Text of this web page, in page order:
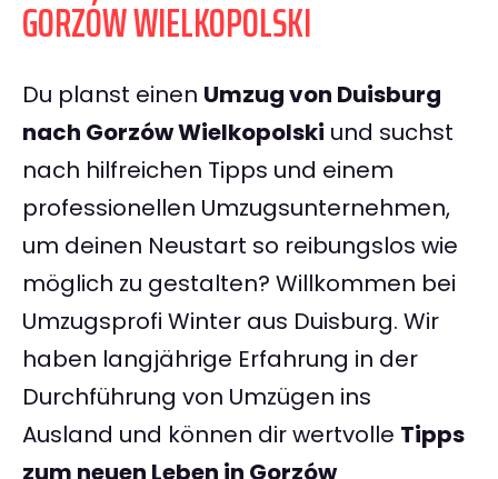
GORZÓW WIELKOPOLSKI
Du planst einen Umzug von Duisburg
nach Gorzów Wielkopolski und suchst
nach hilfreichen Tipps und einem
professionellen Umzugsunternehmen,
um deinen Neustart so reibungslos wie
möglich zu gestalten? Willkommen bei
Umzugsprofi Winter aus Duisburg. Wir
haben langjährige Erfahrung in der
Durchführung von Umzügen ins
Ausland und können dir wertvolle Tipps